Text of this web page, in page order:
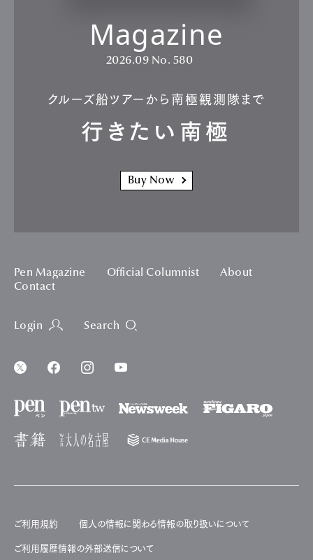
Magazine
2026.09 No. 580
クルーズ船ツアーから南極観測隊まで
行きたい南極
Buy Now
Pen Magazine Official Columnist
About
Contact
Login Search
ご利用規約 個人の情報に関わる情報の取り扱いについて
ご利用履歴情報の外部送信について